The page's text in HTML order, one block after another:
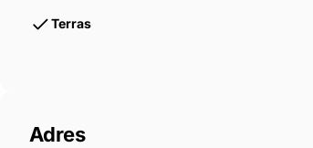
Terras
Adres